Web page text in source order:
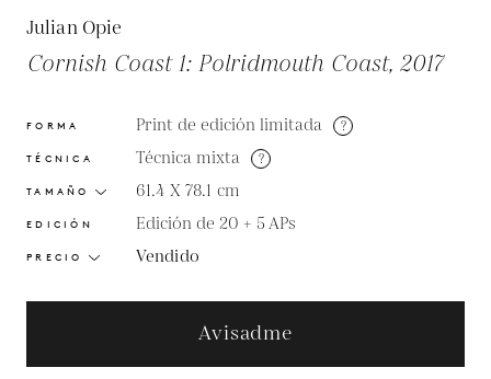
Julian Opie
Cornish Coast 1: Polridmouth Coast, 2017
FORMA Print de edición limitada ?
TÉCNICA Técnica mixta ?
TAMAÑO 61.4 X 78.1 cm
EDICIÓN Edición de 20 + 5 APs
PRECIO Vendido
Avisadme